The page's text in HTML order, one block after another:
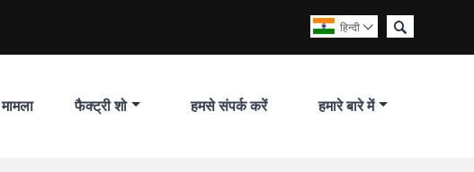

हिन्दी 
मामला फैक्ट्री शो हमसे संपर्क करें हमारे बारे में